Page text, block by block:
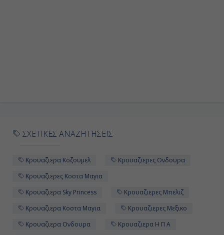
ΣΧΕΤΙΚΕΣ ΑΝΑΖΗΤΗΣΕΙΣ
Κρουαζιερα Κοζουμελ
Κρουαζιερες Ονδουρα
Κρουαζιερες Κοστα Μαγια
Κρουαζιερα Sky Princess
Κρουαζιερες Μπελιζ
Κρουαζιερα Κοστα Μαγια
Κρουαζιερες Μεξικο
Κρουαζιερα Ονδουρα
Κρουαζιερα Η Π Α